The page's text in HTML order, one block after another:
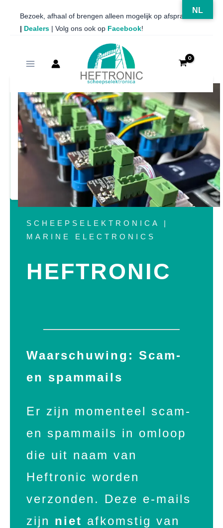
naar
inhoud
Bezoek, afhaal of brengen alleen mogelijk op afspraak
Dealers | Volg ons ook op Facebook!
SCHEEPSELEKTRONICA |
MARINE ELECTRONICS
HEFTRONIC
Waarschuwing: Scam-
en spammails
Er zijn momenteel scam-
en spammails in omloop
die uit naam van
Heftronic worden
verzonden. Deze e-mails
zijn niet afkomstig van
NL